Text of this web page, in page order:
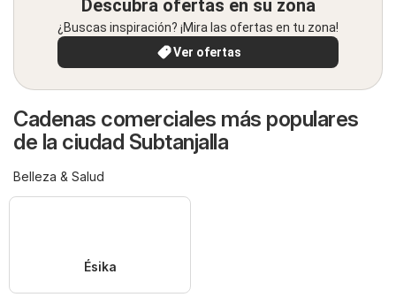
Descubra ofertas en su zona
¿Buscas inspiración? ¡Mira las ofertas en tu zona!
Ver ofertas
Cadenas comerciales más populares
de la ciudad Subtanjalla
Belleza & Salud
Ésika